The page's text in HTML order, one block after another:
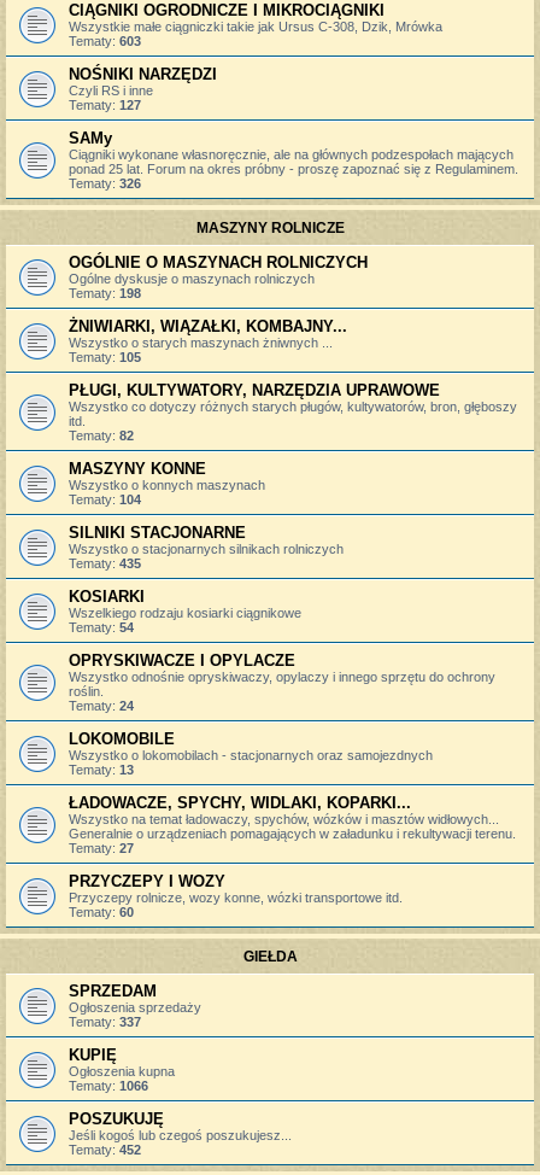
CIĄGNIKI OGRODNICZE I MIKROCIĄGNIKI
Wszystkie małe ciągniczki takie jak Ursus C-308, Dzik, Mrówka
Tematy: 603
NOŚNIKI NARZĘDZI
Czyli RS i inne
Tematy: 127
SAMy
Ciągniki wykonane własnoręcznie, ale na głównych podzespołach mających
ponad 25 lat. Forum na okres próbny - proszę zapoznać się z Regulaminem.
Tematy: 326
MASZYNY ROLNICZE
OGÓLNIE O MASZYNACH ROLNICZYCH
Ogólne dyskusje o maszynach rolniczych
Tematy: 198
ŻNIWIARKI, WIĄZAŁKI, KOMBAJNY...
Wszystko o starych maszynach żniwnych ...
Tematy: 105
PŁUGI, KULTYWATORY, NARZĘDZIA UPRAWOWE
Wszystko co dotyczy różnych starych pługów, kultywatorów, bron, głęboszy
itd.
Tematy: 82
MASZYNY KONNE
Wszystko o konnych maszynach
Tematy: 104
SILNIKI STACJONARNE
Wszystko o stacjonarnych silnikach rolniczych
Tematy: 435
KOSIARKI
Wszelkiego rodzaju kosiarki ciągnikowe
Tematy: 54
OPRYSKIWACZE I OPYLACZE
Wszystko odnośnie opryskiwaczy, opylaczy i innego sprzętu do ochrony
roślin.
Tematy: 24
LOKOMOBILE
Wszystko o lokomobilach - stacjonarnych oraz samojezdnych
Tematy: 13
ŁADOWACZE, SPYCHY, WIDLAKI, KOPARKI...
Wszystko na temat ładowaczy, spychów, wózków i masztów widłowych...
Generalnie o urządzeniach pomagających w załadunku i rekultywacji terenu.
Tematy: 27
PRZYCZEPY I WOZY
Przyczepy rolnicze, wozy konne, wózki transportowe itd.
Tematy: 60
GIEŁDA
SPRZEDAM
Ogłoszenia sprzedaży
Tematy: 337
KUPIĘ
Ogłoszenia kupna
Tematy: 1066
POSZUKUJĘ
Jeśli kogoś lub czegoś poszukujesz...
Tematy: 452